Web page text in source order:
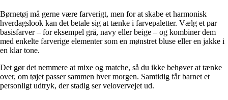
Børnetøj må gerne være farverigt, men for at skabe et harmonisk
hverdagslook kan det betale sig at tænke i farvepaletter. Vælg et par
basisfarver – for eksempel grå, navy eller beige – og kombiner dem
med enkelte farverige elementer som en mønstret bluse eller en jakke i
en klar tone.
Det gør det nemmere at mixe og matche, så du ikke behøver at tænke
over, om tøjet passer sammen hver morgen. Samtidig får barnet et
personligt udtryk, der stadig ser velovervejet ud.